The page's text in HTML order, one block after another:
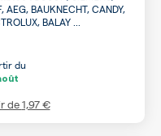
AEG, BAUKNECHT, CANDY,
BALAY ...
du
de1,97 €